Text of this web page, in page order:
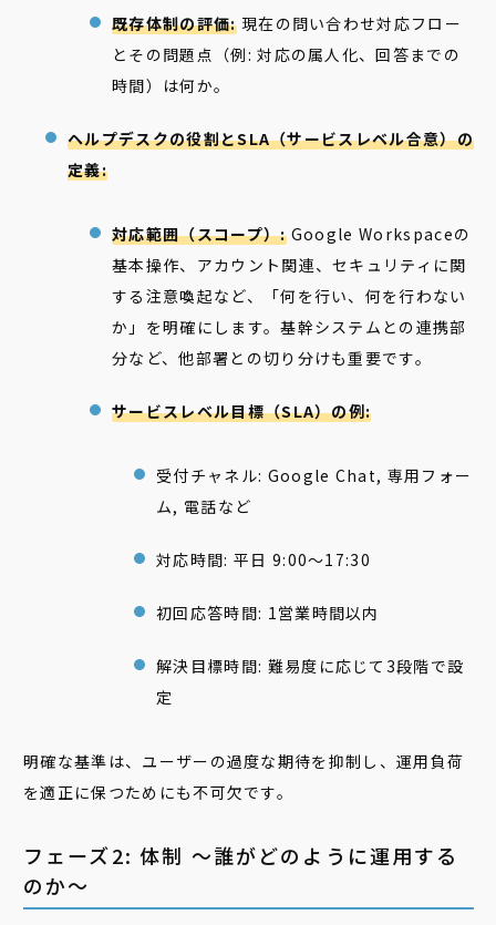
既存体制の評価:現在の問い合わせ対応フロー
とその問題点（例: 対応の属人化、回答までの
時間）は何か。
ヘルプデスクの役割とSLA（サービスレベル合意）の
定義:
対応範囲（スコープ）:Google Workspaceの
基本操作、アカウント関連、セキュリティに関
する注意喚起など、「何を行い、何を行わない
か」を明確にします。基幹システムとの連携部
分など、他部署との切り分けも重要です。
サービスレベル目標（SLA）の例:
受付チャネル: Google Chat, 専用フォー
ム, 電話など
対応時間: 平日 9:00〜17:30
初回応答時間: 1営業時間以内
解決目標時間: 難易度に応じて3段階で設
定
明確な基準は、ユーザーの過度な期待を抑制し、運用負荷
を適正に保つためにも不可欠です。
フェーズ2: 体制 〜誰がどのように運用する
のか〜